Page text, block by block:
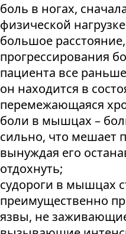
боль в ногах,
физической
большое
прогрессирования
пациента все
он находится в
перемежающаяся
боли в мышцах –
сильно, что мешает
вынуждая его
отдохнуть;
судороги в мышцах
преимущественно
язвы, не